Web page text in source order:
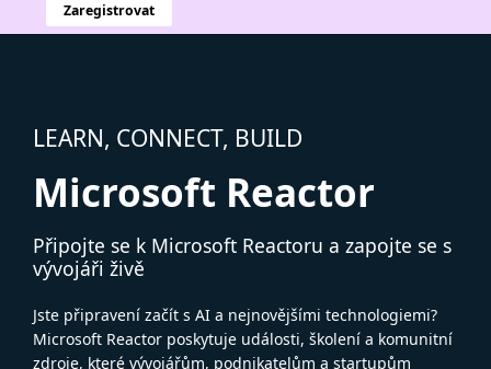
Zaregistrovat
LEARN, CONNECT, BUILD
Microsoft Reactor
Připojte se k Microsoft Reactoru a zapojte se s
vývojáři živě
Jste připravení začít s AI a nejnovějšími technologiemi?
Microsoft Reactor poskytuje události, školení a komunitní
zdroje, které vývojářům, podnikatelům a startupům